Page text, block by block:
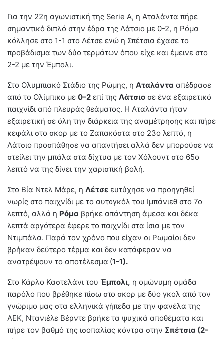
Για την 22η αγωνιστική της Serie A, η Αταλάντα πήρε
σημαντικό διπλό στην έδρα της Λάτσιο με 0-2, η Ρόμα
κόλλησε στο 1-1 στο Λέτσε ενώ η Σπέτσια έχασε το
προβάδισμα των δύο τερμάτων όπου είχε και έμεινε στο
2-2 με την Έμπολι.
Στο Ολυμπιακό Στάδιο της Ρώμης, η Αταλάντα απέδρασε
από το Ολίμπικο με 0-2 επί της Λάτσιο σε ένα εξαιρετικό
παιχνίδι από πλευράς θεάματος. Η Αταλάντα ήταν
εξαιρετική σε όλη την διάρκεια της αναμέτρησης και πήρε
κεφάλι στο σκορ με το Ζαπακόστα στο 23ο λεπτό, η
Λάτσιο προσπάθησε να απαντήσει αλλά δεν μπορούσε να
στείλει την μπάλα στα δίχτυα με τον Χόλουντ στο 65ο
λεπτό να της δίνει την χαριστική βολή.
Στο Βία Ντελ Μάρε, η Λέτσε ευτύχησε να προηγηθεί
νωρίς στο παιχνίδι με το αυτογκόλ του Ιμπάνιεθ στο 7ο
λεπτό, αλλά η Ρόμα βρήκε απάντηση άμεσα και δέκα
λεπτά αργότερα έφερε το παιχνίδι στα ίσια με τον
Ντιμπάλα. Παρά τον χρόνο που είχαν οι Ρωμαίοι δεν
βρήκαν δεύτερο τέρμα και δεν κατάφεραν να
ανατρέψουν το αποτέλεσμα (1-1).
Στο Κάρλο Καστελάνι του Έμπολι, η ομώνυμη ομάδα
παρόλο που βρέθηκε πίσω στο σκορ με δύο γκολ από τον
γνώριμο μας στα ελληνικά γήπεδα με την φανέλα της
ΑΕΚ, Ντανιέλε Βέρντε βρήκε τα ψυχικά αποθέματα και
πήρε τον βαθμό της ισοπαλίας κόντρα στην Σπέτσια (2-